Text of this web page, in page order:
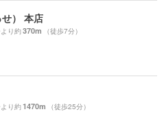
） 本店
り約370m （徒歩7分）
り約1470m （徒歩25分）